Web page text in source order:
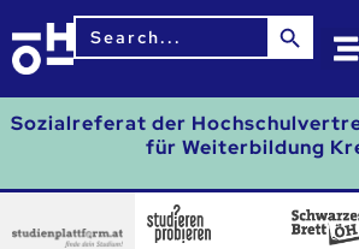
Search
for:
Search
Sozialreferat der
für Weiterbildung